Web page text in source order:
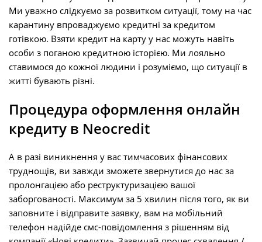
Ми уважно слідкуємо за розвитком ситуації, тому на час
карантину впроваджуємо кредитні за кредитом
готівкою. Взяти кредит на карту у нас можуть навіть
особи з поганою кредитною історією. Ми лояльно
ставимося до кожної людини і розуміємо, що ситуації в
житті бувають різні.
Процедура оформлення онлайн
кредиту в Neocredit
А в разі виникнення у вас тимчасових фінансових
труднощів, ви завжди зможете звернутися до нас за
пролонгацією або реструктуризацією вашої
заборгованості. Максимум за 5 хвилин після того, як ви
заповните і відправите заявку, вам на мобільний
телефон надійде смс-повідомлення з рішенням від